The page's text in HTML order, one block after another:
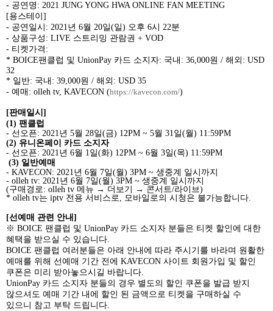
- 공연명 : 2021 JUNG YONG HWA ONLINE FAN MEETING
[용스테이 ]
- 공연일시 : 2021년 6월 20일(일) 오후 6시 22분
- 상품구성 : LIVE 스트리밍 관람권 + VOD
- 티켓가격 :
* BOICE팬클럽 및 UnionPay 카드 소지자: 국내 : 36,000원 / 해외 : USD
32
* 일반: 국내 : 39,000원 / 해외 : USD 35
- 예매 : olleh tv, KAVECON (https://kavecon.com/)
[판매일시 ]
(1) 팬클럽
- 선오픈: 2021년 5월 28일(금) 12PM ~ 5월 31일(월) 11:59PM
(2) 유니온페이 카드 소지자
- 선오픈: 2021년 6월 1일(화) 12PM ~ 6월 3일(목) 11:59PM
(3) 일반예매
- KAVECON: 2021년 6월 7일(월) 3PM ~ 생중계 일시까지
- olleh tv: 2021년 6월 7일(월) 3PM ~ 생중계 일시까지
(구매경로: olleh tv 메뉴 → 더보기 → 콘서트/라이브)
* olleh tv는 iptv 전용 서비스로, 모바일로의 시청은 불가능합니다.
[선예매 관련 안내 ]
※ BOICE 팬클럽 및 UnionPay 카드 소지자 분들은 티켓 할인에 대한
혜택을 받으실 수 있습니다.
BOICE 팬클럽 여러분들은 아래 안내에 따라 주시기를 바라며 원활한
예매를 위해 선예매 기간 전에 KAVECON 사이트 회원가입 및 할인
쿠폰은 미리 받아놓으시길 바랍니다.
UnionPay 카드 소지자 분들의 경우 별도의 할인 쿠폰을 발급 받지
않으셔도 예매 기간 내에 할인 된 금액으로 티켓을 구매하실 수
있으니 참고 부탁 드립니다.